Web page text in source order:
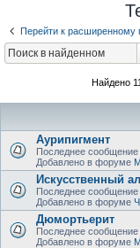
Перейти к расширенному
Найдено
Аурипигмент
Последнее сообщение
Добавлено в форуме
Искусственный
Последнее сообщение
Добавлено в форуме
Дюмортьерит
Последнее сообщение
Добавлено в форуме